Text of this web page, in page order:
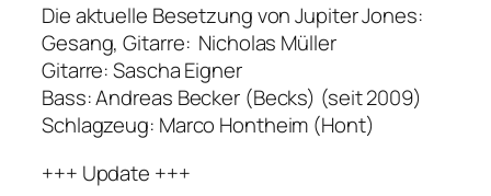
Die aktuelle Besetzung von Jupiter Jones:
Gesang, Gitarre: Nicholas Müller
Gitarre: Sascha Eigner
Bass: Andreas Becker (Becks) (seit 2009)
Schlagzeug: Marco Hontheim (Hont)
+++ Update +++